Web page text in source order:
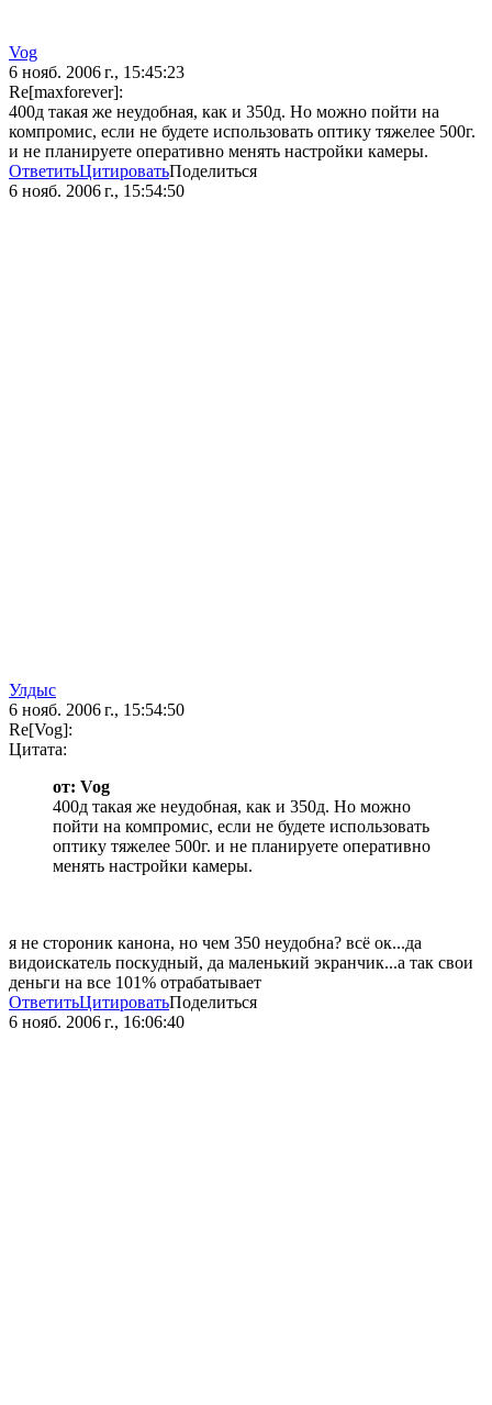
Vog
6 нояб. 2006 г., 15:45:23
Re[maxforever]:
400д такая же неудобная, как и 350д. Но можно пойти на
компромис, если не будете использовать оптику тяжелее 500г.
и не планируете оперативно менять настройки камеры.
ОтветитьЦитироватьПоделиться
6 нояб. 2006 г., 15:54:50
Улдыс
6 нояб. 2006 г., 15:54:50
Re[Vog]:
Цитата:
от: Vog
400д такая же неудобная, как и 350д. Но можно
пойти на компромис, если не будете использовать
оптику тяжелее 500г. и не планируете оперативно
менять настройки камеры.
я не стороник канона, но чем 350 неудобна? всё ок...да
видоискатель поскудный, да маленький экранчик...а так свои
деньги на все 101% отрабатывает
ОтветитьЦитироватьПоделиться
6 нояб. 2006 г., 16:06:40